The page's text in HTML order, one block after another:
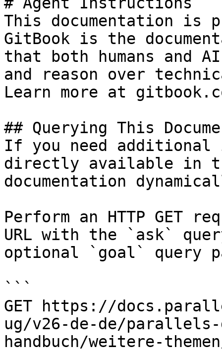
This documentation is
GitBook is the
that both humans and
and reason over
Learn more at
## Querying This
If you need
directly available in
documentation
Perform an HTTP GET
URL with the `ask`
optional `goal` query
```
GET https://
ug/v26-de-de/
handbuch/weitere-